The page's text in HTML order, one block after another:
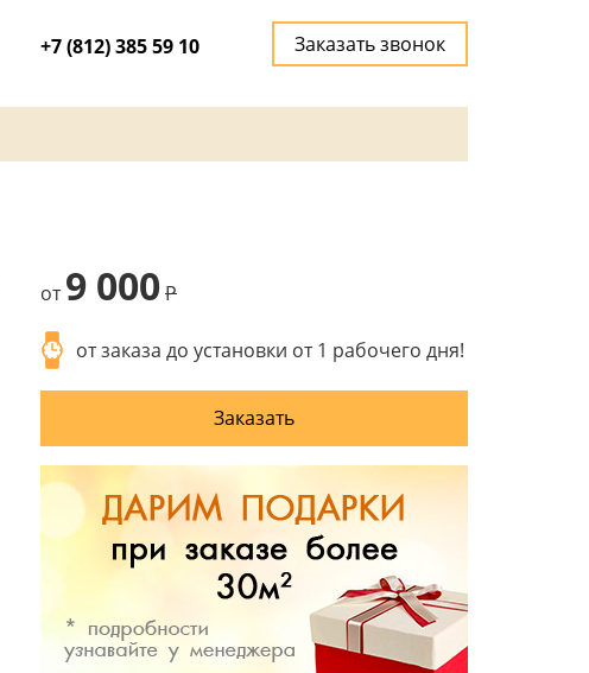
+7 (812) 385 59 10 Заказать звонок
от9 000 P
от заказа до установки от 1 рабочего дня!
Заказать